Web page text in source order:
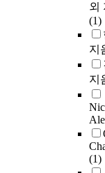
외
(1)
지
지
(1)